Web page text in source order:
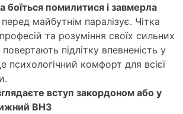
боїться помилитися і завмерла
майбутнім паралізує. Чітка
та розуміння своїх сильних
повертають підлітку впевненість у
психологічний комфорт для всієї
вступ закордоном або у
ВНЗ